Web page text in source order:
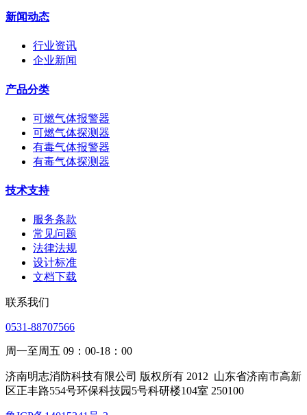
新闻动态
行业资讯
企业新闻
产品分类
可燃气体报警器
可燃气体探测器
有毒气体报警器
有毒气体探测器
技术支持
服务条款
常见问题
法律法规
设计标准
文档下载
联系我们
0531-88707566
周一至周五 09：00-18：00
济南明志消防科技有限公司 版权所有 2012 山东省济南市高新
区正丰路554号环保科技园5号科研楼104室 250100